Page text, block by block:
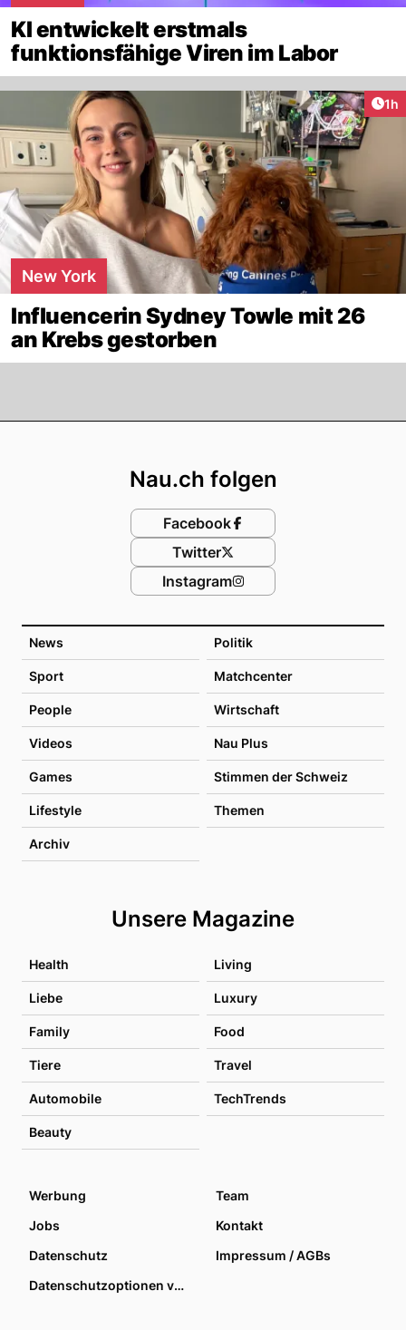
KI entwickelt erstmals
funktionsfähige Viren im Labor
1h
New York
Influencerin Sydney Towle mit 26
an Krebs gestorben
News Politik
Sport Matchcenter
People Wirtschaft
Videos Nau Plus
Games Stimmen der Schweiz
Lifestyle Themen
Archiv
Unsere Magazine
Health Living
Liebe Luxury
Family Food
Tiere Travel
Automobile TechTrends
Beauty
Nau.ch folgen
Facebook
Twitter
Instagram
Werbung
Team
Jobs
Kontakt
Datenschutz
Impressum / AGBs
Datenschutzoptionen verwalten